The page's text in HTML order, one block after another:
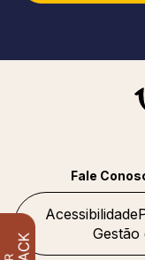
Acessibilidade
Gestão
Fale